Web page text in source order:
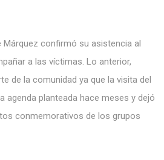
Márquez confirmó su asistencia al
a las víctimas. Lo anterior,
de la comunidad ya que la visita del
agenda planteada hace meses y dejó
conmemorativos de los grupos